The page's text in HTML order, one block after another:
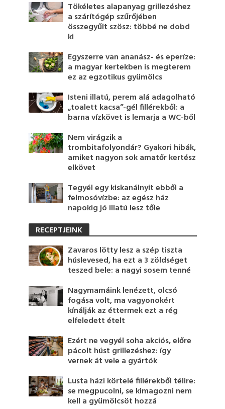
Tökéletes alapanyag grillezéshez
a szárítógép szűrőjében
összegyűlt szösz: többé ne dobd
ki
Egyszerre van ananász- és eperíze:
a magyar kertekben is megterem
ez az egzotikus gyümölcs
Isteni illatú, perem alá adagolható
„toalett kacsa”-gél fillérekből: a
barna vízkövet is lemarja a WC-ből
Nem virágzik a
trombitafolyondár? Gyakori hibák,
amiket nagyon sok amatőr kertész
elkövet
Tegyél egy kiskanálnyit ebből a
felmosóvízbe: az egész ház
napokig jó illatú lesz tőle
RECEPTJEINK
Zavaros lötty lesz a szép tiszta
húslevesed, ha ezt a 3 zöldséget
teszed bele: a nagyi sosem tenné
Nagymamáink lenézett, olcsó
fogása volt, ma vagyonokért
kínálják az éttermek ezt a rég
elfeledett ételt
Ezért ne vegyél soha akciós, előre
pácolt húst grillezéshez: így
vernek át vele a gyártók
Lusta házi körtelé fillérekből télire:
se megpucolni, se kimagozni nem
kell a gyümölcsöt hozzá